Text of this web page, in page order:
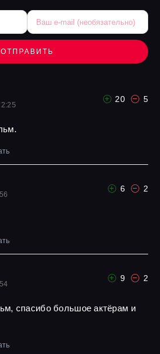
ОТПРАВИТЬ
20 5
6 2
9 2
спасибо большое актёрам и